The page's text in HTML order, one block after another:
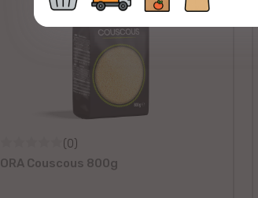
(0)
ORA Couscous 800g